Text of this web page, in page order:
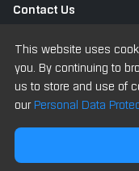
This website uses
you. By continuing to
us to store and use of
ourPersonal Data
Contact Us
Old Website
Copyright © 2025 All